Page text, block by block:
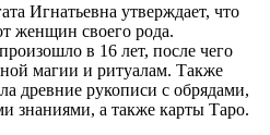
Игнатьевна утверждает, что
женщин своего рода.
в 16 лет, после чего
магии и ритуалам. Также
древние рукописи с обрядами,
знаниями, а также карты Таро.